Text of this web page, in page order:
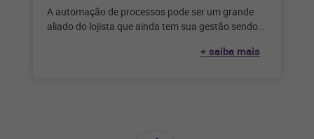
A automação de processos pode ser um grande
aliado do lojista que ainda tem sua gestão sendo
+ saiba mais